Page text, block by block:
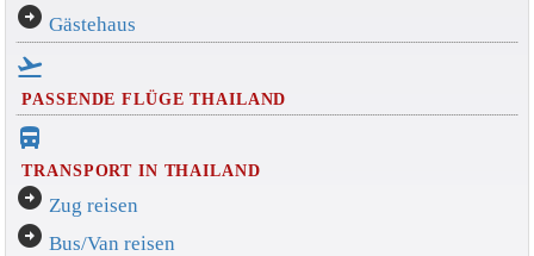
arrow_circle_right Gästehaus
flight_takeoff
PASSENDE FLÜGE THAILAND
directions_bus_filled
TRANSPORT IN THAILAND
arrow_circle_right Zug reisen
arrow_circle_right Bus/Van reisen